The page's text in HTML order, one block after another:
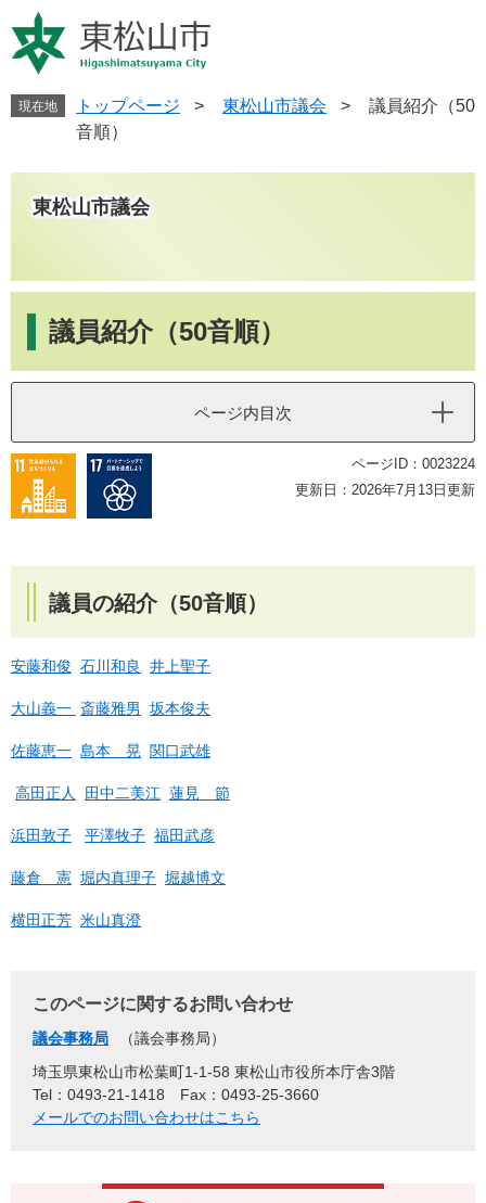
ー
ジ
す
ニ
ュ
し
現在地 トップページ > 東松山市議会 >
議員紹介（50
音順）
東松山市議会
議員紹介（50音順）
ページ内目次
ページID：0023224
更新日：2026年7月13日更新
議員の紹介（50音順）
安藤和俊 石川和良 井上聖子
大山義一 斎藤雅男 坂本俊夫
佐藤恵一 島本 晃 関口武雄
高田正人 田中二美江 蓮見 節
浜田敦子 平澤牧子 福田武彦
藤倉 憲 堀内真理子 堀越博文
横田正芳 米山真澄
このページに関するお問い合わせ
議会事務局
議会事務局
埼玉県東松山市松葉町1-1-58 東松山市役所本庁舎3階
Tel：0493-21-1418
Fax：0493-25-3660
メールでのお問い合わせはこちら